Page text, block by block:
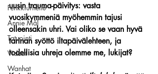
Penkkiurheilu
Annie Mål
Tatuointi
Videot
Wanhat
uusin trauma-päivitys: vasta
vuosikymmeniä myöhemmin tajusi
olleensakin uhri. Vai oliko se vaan hyvä
tarinan syöttö iltapäivälehteen, ja
todellisia uhreja olemme me, lukijat?